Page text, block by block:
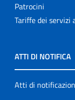
Patrocini
Tariffe dei servizi
ATTI DI NOTIFICA
Atti di